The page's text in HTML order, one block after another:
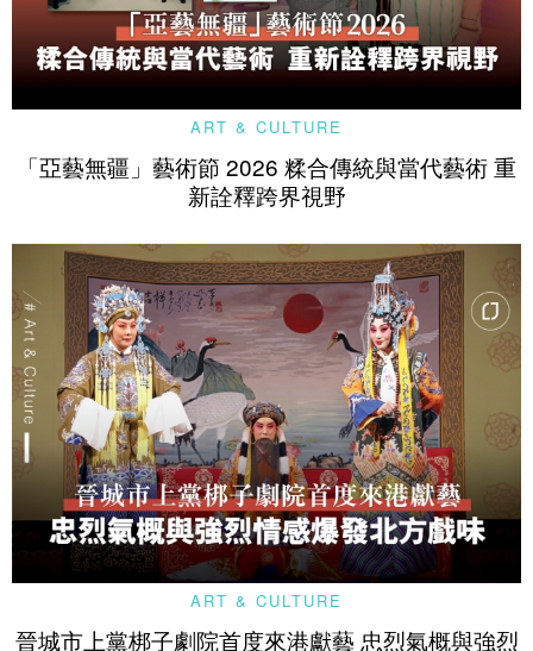
ART & CULTURE
「亞藝無疆」藝術節 2026 糅合傳統與當代藝術 重
新詮釋跨界視野
ART & CULTURE
晉城市上黨梆子劇院首度來港獻藝 忠烈氣概與強烈